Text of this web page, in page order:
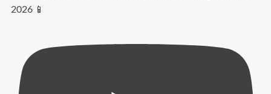
2026 📱